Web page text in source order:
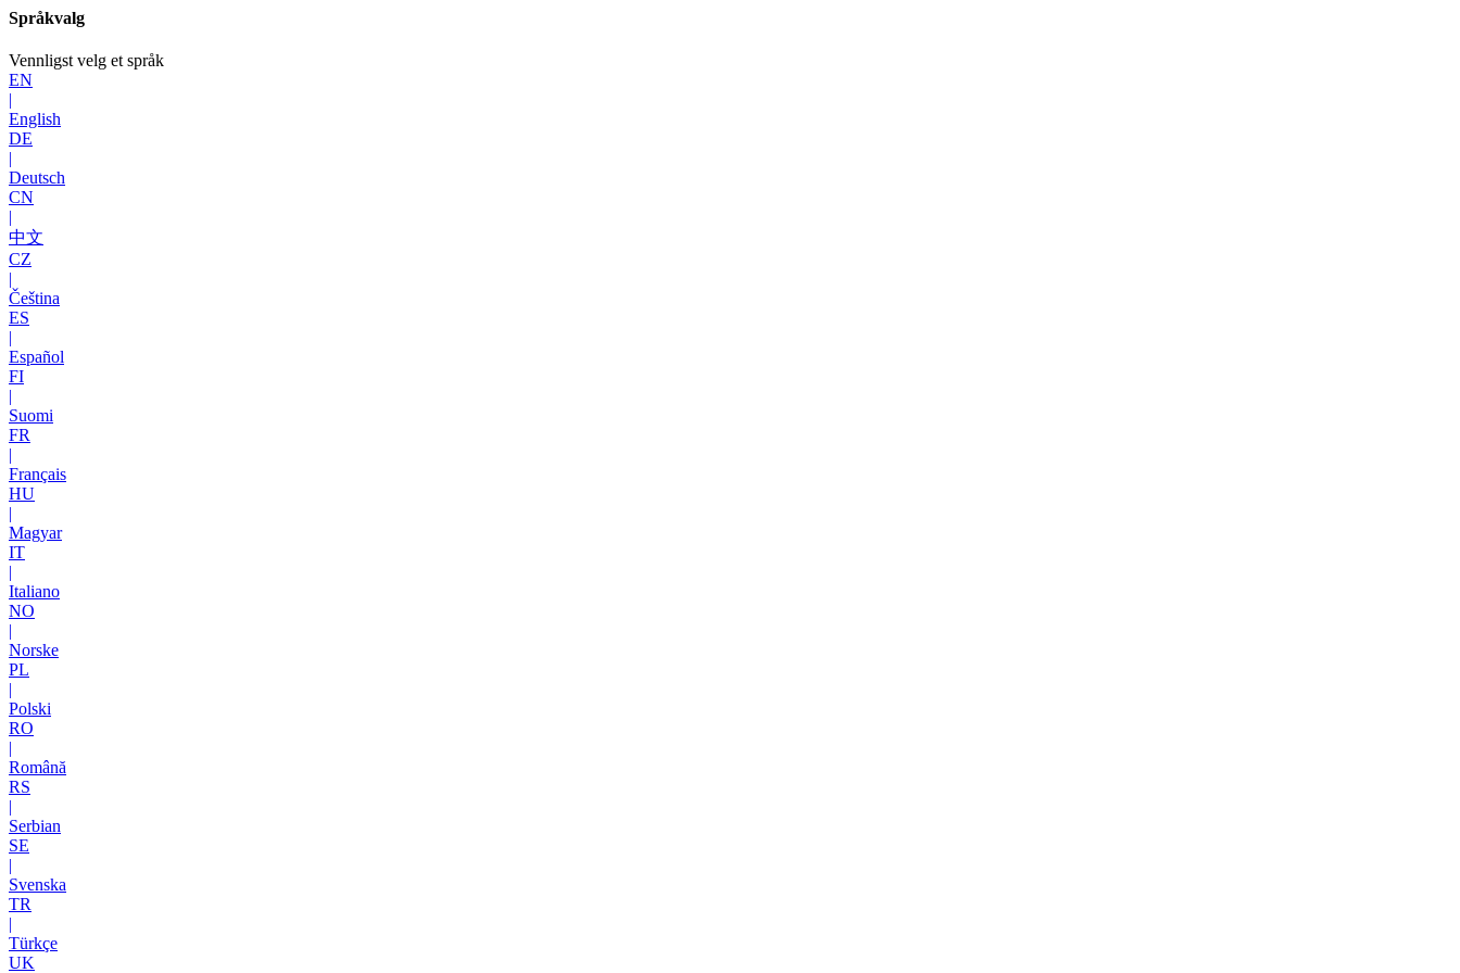
Språkvalg
Vennligst velg et språk
EN
|
English
DE
|
Deutsch
CN
|
中文
CZ
|
Čeština
ES
|
Español
FI
|
Suomi
FR
|
Français
HU
|
Magyar
IT
|
Italiano
NO
|
Norske
PL
|
Polski
RO
|
Română
RS
|
Serbian
SE
|
Svenska
TR
|
Türkçe
UK